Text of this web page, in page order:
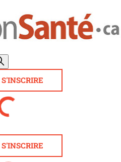
S'INSCRIRE
S'INSCRIRE